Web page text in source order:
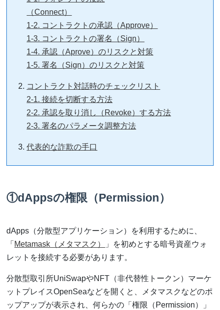
（Connect）
1-2. コントラクトの承認（Approve）
1-3. コントラクトの署名（Sign）
1-4. 承認（Aprove）のリスクと対策
1-5. 署名（Sign）のリスクと対策
コントラクト対話時のチェックリスト
2-1. 接続を切断する方法
2-2. 承認を取り消し（Revoke）する方法
2-3. 署名のパラメータ調整方法
代表的な詐欺の手口
①dAppsの権限（Permission）
dApps（分散型アプリケーション）を利用するために、
「 Metamask（メタマスク）
」を初めとする暗号資産ウォ
レットを接続する必要があります。
分散型取引所UniSwapやNFT（非代替性トークン）マーケ
ットプレイスOpenSeaなどを開くと、メタマスクなどのポ
ップアップが表示され、何らかの「権限（Permission）」